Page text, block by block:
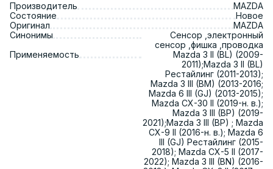
Производитель
MAZDA
Состояние
Новое
Оригинал
MAZDA
Синонимы
Сенсор ,электронный
сенсор ,фишка ,проводка
Применяемость
Mazda 3 II (BL) (2009-
2011);Mazda 3 II (BL)
Рестайлинг (2011-2013);
Mazda 3 III (BM) (2013-2016;
Mazda 6 III (GJ) (2013-2015);
Mazda CX-30 II (2019-н. в.);
Mazda 3 III (BP) (2019-
2021);Mazda 3 III (BP) ; Mazda
CX-9 II (2016-н. в.); Mazda 6
III (GJ) Рестайлинг (2015-
2018); Mazda CX-5 II (2017-
2022); Mazda 3 III (BN) (2016-